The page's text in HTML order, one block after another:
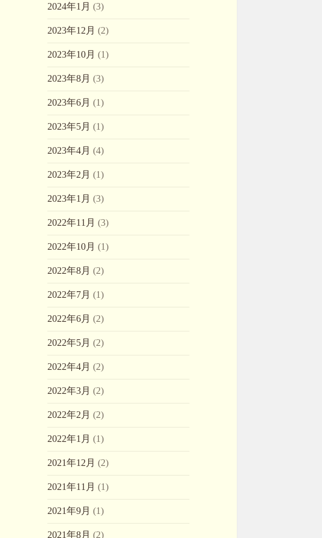
2024年1月 (3)
2023年12月 (2)
2023年10月 (1)
2023年8月 (3)
2023年6月 (1)
2023年5月 (1)
2023年4月 (4)
2023年2月 (1)
2023年1月 (3)
2022年11月 (3)
2022年10月 (1)
2022年8月 (2)
2022年7月 (1)
2022年6月 (2)
2022年5月 (2)
2022年4月 (2)
2022年3月 (2)
2022年2月 (2)
2022年1月 (1)
2021年12月 (2)
2021年11月 (1)
2021年9月 (1)
2021年8月 (2)